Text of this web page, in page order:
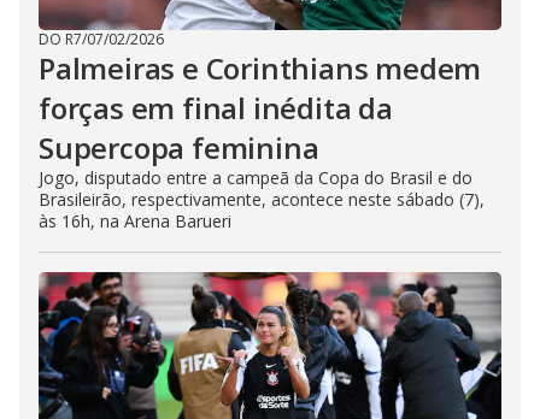
DO R7/07/02/2026
Palmeiras e Corinthians medem
forças em final inédita da
Supercopa feminina
Jogo, disputado entre a campeã da Copa do Brasil e do
Brasileirão, respectivamente, acontece neste sábado (7),
às 16h, na Arena Barueri